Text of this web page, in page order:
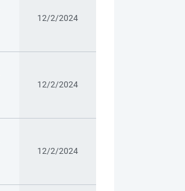
12/2/2024
12/2/2024
12/2/2024